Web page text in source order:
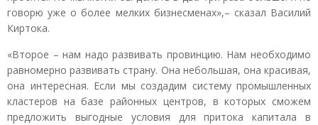
говорю уже о более мелких бизнесменах»,– сказал Василий
Киртока.
«Второе – нам надо развивать провинцию. Нам необходимо
равномерно развивать страну. Она небольшая, она красивая,
она интересная. Если мы создадим систему промышленных
кластеров на базе районных центров, в которых сможем
предложить выгодные условия для притока капитала в